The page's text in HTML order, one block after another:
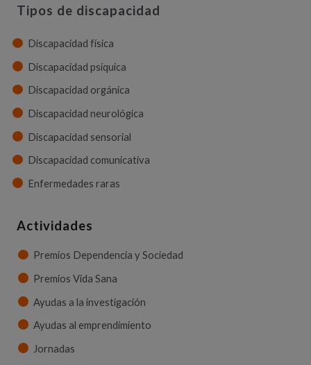
Tipos de discapacidad
Discapacidad física
Discapacidad psíquica
Discapacidad orgánica
Discapacidad neurológica
Discapacidad sensorial
Discapacidad comunicativa
Enfermedades raras
Actividades
Premios Dependencia y Sociedad
Premios Vida Sana
Ayudas a la investigación
Ayudas al emprendimiento
Jornadas